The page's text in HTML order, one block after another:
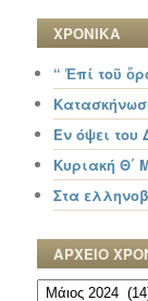
ΧΡΟΝΙΚΑ
“ Ἐπί τοῦ
Εν όψει του
Κυριακή Θ΄
Στα
ΑΡΧΕΙΟ
ΑΡΧΕΙΟ